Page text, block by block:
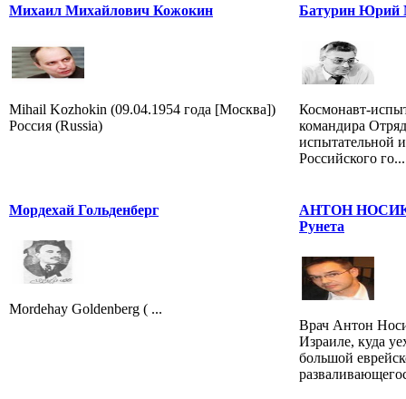
Михаил Михайлович Кожокин
Mihail Kozhokin (09.04.1954 года [Москва])
Россия (Russia)
Батурин Юрий
Космонавт-
командира
испытательной
Российского го...
Мордехай Гольденберг
Mordehay Goldenberg ( ...
АНТОН НОСИК
Рунета
Врач Антон
Израиле, куда
большой